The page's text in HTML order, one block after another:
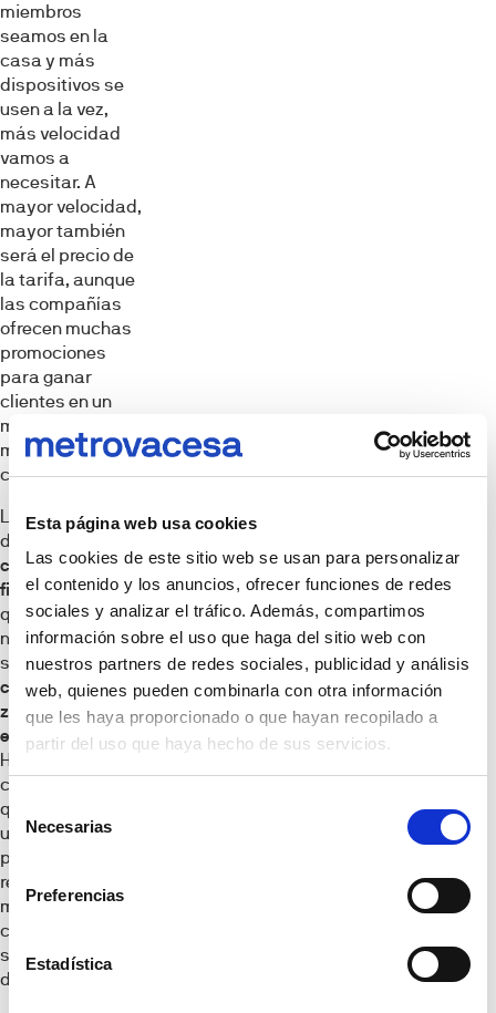
Esta página web usa cookies
Las cookies de este sitio web se usan para personalizar
el contenido y los anuncios, ofrecer funciones de redes
sociales y analizar el tráfico. Además, compartimos
información sobre el uso que haga del sitio web con
nuestros partners de redes sociales, publicidad y análisis
web, quienes pueden combinarla con otra información
que les haya proporcionado o que hayan recopilado a
partir del uso que haya hecho de sus servicios.
Selección
de
consentimiento
Necesarias
Preferencias
Estadística
miembros
seamos en la
casa y más
dispositivos se
usen a la vez,
más velocidad
vamos a
necesitar. A
mayor velocidad,
mayor también
será el precio de
la tarifa, aunque
las compañías
ofrecen muchas
promociones
para ganar
clientes en un
mercado con
mucha
competencia.
La única
desventaja de la
conexión por
fibra ópticaes
que no exista o
no haya
suficiente
cobertura en la
zona en la que
esté la vivienda
Hay que tener en
cuenta también
que requiere de
una instalación
previa que puede
resultar más o
menos
complicada
según del hogar
del que se trate.